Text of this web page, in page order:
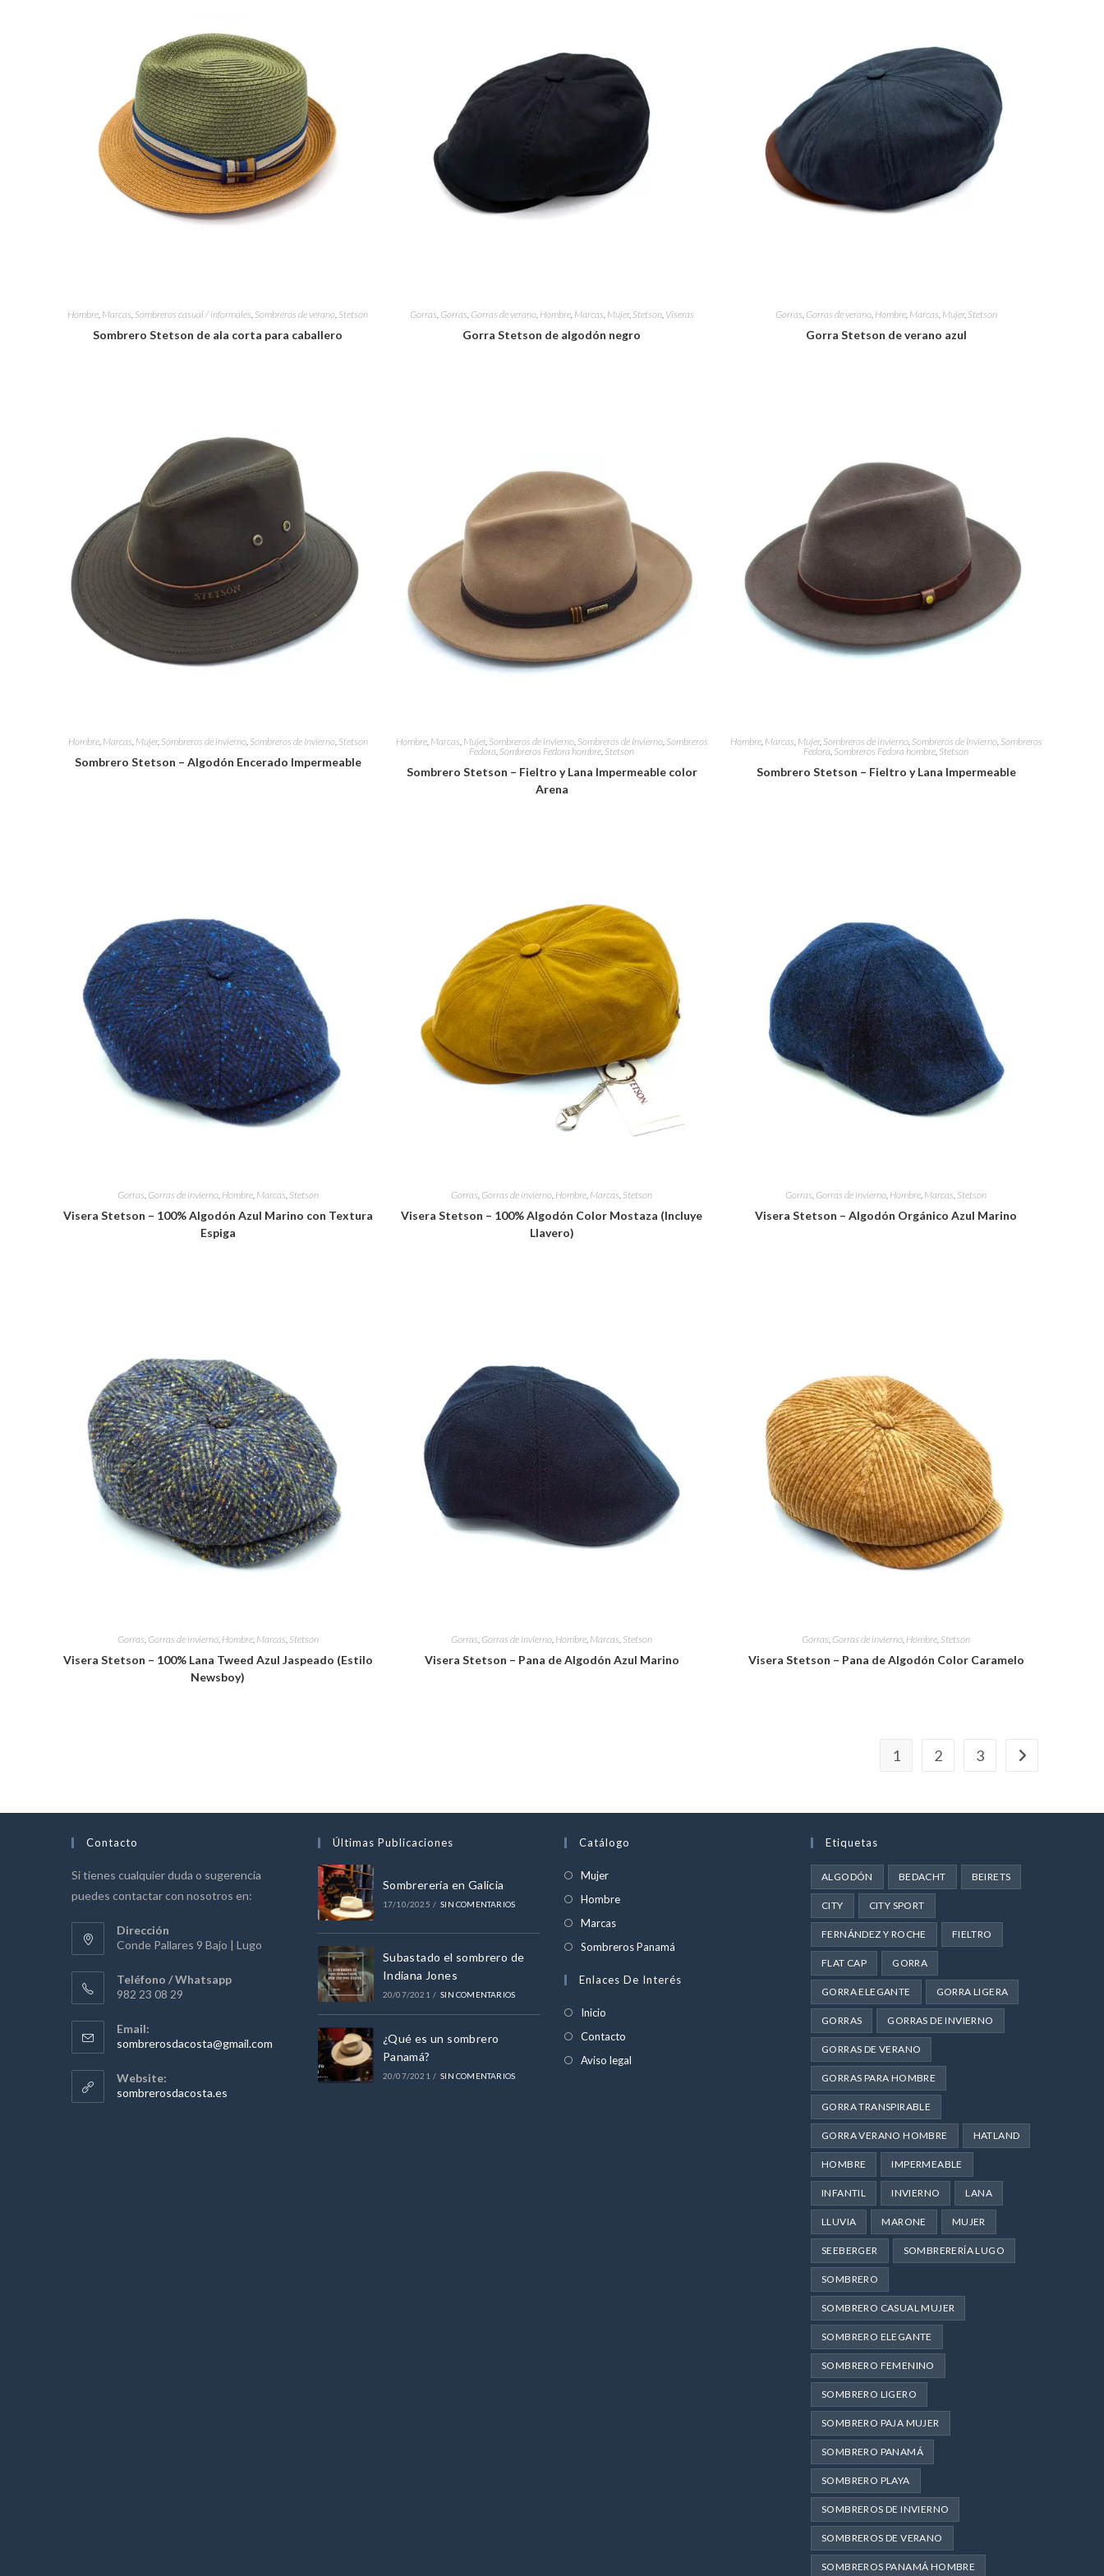
Hombre, Marcas, Sombreros casual / informales, Sombreros de verano, Stetson
Sombrero Stetson de ala corta para caballero
Gorras, Gorras, Gorras de verano, Hombre, Marcas, Mujer, Stetson, Viseras
Gorra Stetson de algodón negro
Gorras, Gorras de verano, Hombre, Marcas, Mujer, Stetson
Gorra Stetson de verano azul
Hombre, Marcas Mujer, Sombreros de invierno, Sombreros de Invierno, Stetson
Sombrero Stetson – Algodón Encerado Impermeable
Hombre, Marcas Mujer, Sombreros de invierno, Sombreros de Invierno, Sombreros
Fedora Sombreros Fedora hombre Stetson
Sombrero Stetson – Fieltro y Lana Impermeable color
Arena
Hombre, Marcas Mujer, Sombreros de invierno, Sombreros de Invierno, Sombreros
Fedora Sombreros Fedora hombre Stetson
Sombrero Stetson – Fieltro y Lana Impermeable
Gorras, Gorras de invierno, Hombre, Marcas, Stetson
Visera Stetson – 100% Algodón Azul Marino con Textura
Espiga
Gorras, Gorras de invierno, Hombre, Marcas, Stetson
Visera Stetson – 100% Algodón Color Mostaza (Incluye
Llavero)
Gorras, Gorras de invierno, Hombre, Marcas, Stetson
Visera Stetson – Algodón Orgánico Azul Marino
Gorras, Gorras de invierno, Hombre, Marcas, Stetson
Visera Stetson – 100% Lana Tweed Azul Jaspeado (Estilo
Newsboy)
Gorras, Gorras de invierno, Hombre, Marcas, Stetson
Visera Stetson – Pana de Algodón Azul Marino
Gorras, Gorras de invierno, Hombre, Stetson
Visera Stetson – Pana de Algodón Color Caramelo
1 2 3
Contacto
Si tienes cualquier duda o sugerencia
puedes contactar con nosotros en:
Dirección
Conde Pallares 9 Bajo | Lugo
Teléfono / Whatsapp
982 23 08 29
Email:
sombrerosdacosta@gmail.com
Website:
sombrerosdacosta.es
Últimas Publicaciones
Sombrerería en Galicia
17/10/2025 / SIN COMENTARIOS
Subastado el sombrero de
Indiana Jones
20/07/2021 / SIN COMENTARIOS
¿Qué es un sombrero
Panamá?
20/07/2021 / SIN COMENTARIOS
Catálogo
MujerSe
abre
pestaña
HombreSe
nueva
MarcasSe
abre
una
Sombreros Panamá
en
Enlaces De Interés
Inicio
Contacto
Aviso legal
Etiquetas
ALGODÓN BEDACHT BEIRETS
CITY CITY SPORT
FERNÁNDEZ Y ROCHE FIELTRO
FLAT CAP GORRA
GORRA ELEGANTE GORRA LIGERA
GORRAS GORRAS DE INVIERNO
GORRAS DE VERANO
GORRAS PARA HOMBRE
GORRA TRANSPIRABLE
GORRA VERANO HOMBRE HATLAND
HOMBRE IMPERMEABLE
INFANTIL INVIERNO LANA
LLUVIA MARONE MUJER
SEEBERGER SOMBRERERÍA LUGO
SOMBRERO
SOMBRERO CASUAL MUJER
SOMBRERO ELEGANTE
SOMBRERO FEMENINO
SOMBRERO LIGERO
SOMBRERO PAJA MUJER
SOMBRERO PANAMÁ
SOMBRERO PLAYA
SOMBREROS DE INVIERNO
SOMBREROS DE VERANO
SOMBREROS PANAMÁ HOMBRE